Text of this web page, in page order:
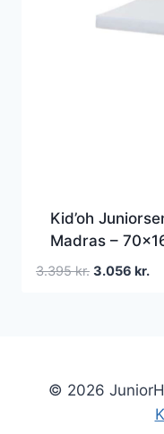
Kid’oh
Madras –
3.395kr. Den
3.056 kr.Den
© 2026